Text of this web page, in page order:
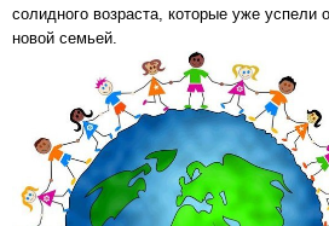
солидного возраста, которые уже успели
новой семьей.